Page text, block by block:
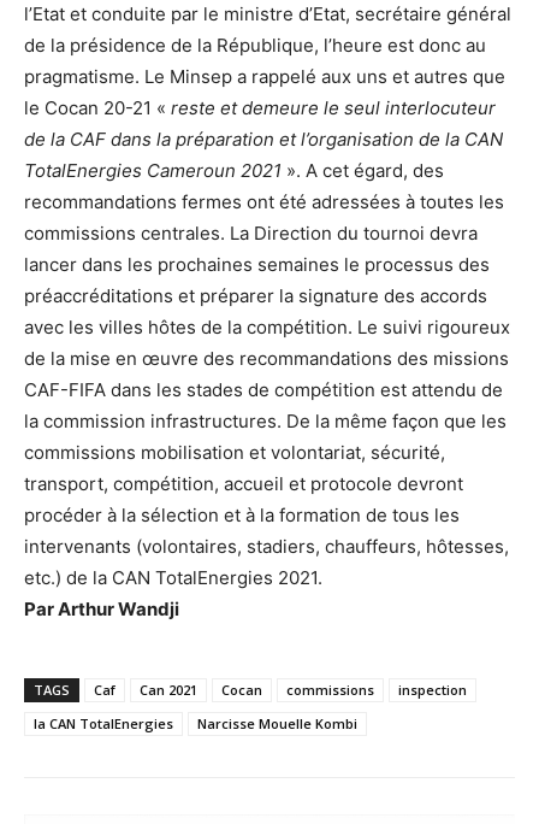
l’Etat et conduite par le ministre d’Etat, secrétaire général
de la présidence de la République, l’heure est donc au
pragmatisme. Le Minsep a rappelé aux uns et autres que
le Cocan 20-21 « reste et demeure le seul interlocuteur
de la CAF dans la préparation et l’organisation de la CAN
TotalEnergies Cameroun 2021 ». A cet égard, des
recommandations fermes ont été adressées à toutes les
commissions centrales. La Direction du tournoi devra
lancer dans les prochaines semaines le processus des
préaccréditations et préparer la signature des accords
avec les villes hôtes de la compétition. Le suivi rigoureux
de la mise en œuvre des recommandations des missions
CAF-FIFA dans les stades de compétition est attendu de
la commission infrastructures. De la même façon que les
commissions mobilisation et volontariat, sécurité,
transport, compétition, accueil et protocole devront
procéder à la sélection et à la formation de tous les
intervenants (volontaires, stadiers, chauffeurs, hôtesses,
etc.) de la CAN TotalEnergies 2021.
Par Arthur Wandji
TAGS Caf Can 2021 Cocan commissions
inspection
la CAN TotalEnergies
Narcisse Mouelle Kombi